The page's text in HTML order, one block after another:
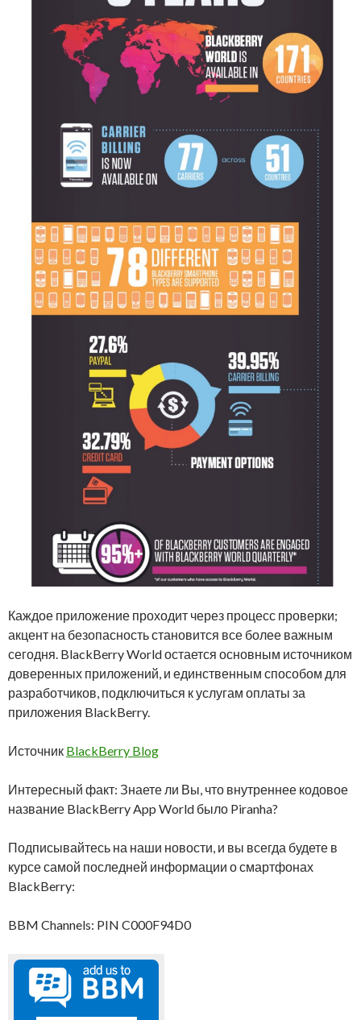
Каждое приложение проходит через процесс проверки;
акцент на безопасность становится все более важным
сегодня. BlackBerry World остается основным источником
доверенных приложений, и единственным способом для
разработчиков, подключиться к услугам оплаты за
приложения BlackBerry.
Источник BlackBerry Blog
Интересный факт: Знаете ли Вы, что внутреннее кодовое
название BlackBerry App World было Piranha?
Подписывайтесь на наши новости, и вы всегда будете в
курсе самой последней информации о смартфонах
BlackBerry:
BBM Channels: PIN C000F94D0